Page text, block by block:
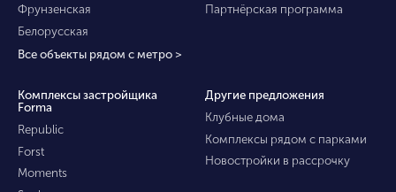
Фрунзенская
Белорусская
Все объекты рядом с метро >
Партнёрская программа
Комплексы застройщика
Forma
Republic
Forst
Moments
Другие предложения
Клубные дома
Комплексы рядом с парками
Новостройки в рассрочку